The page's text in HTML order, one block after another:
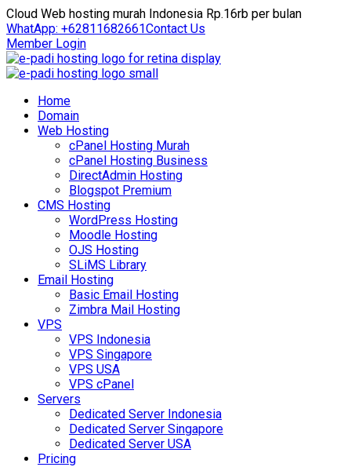
Cloud Web hosting murah Indonesia Rp.16rb per bulan
WhatApp: +62811682661Contact Us
Member Login
Home
Domain
Web Hosting
cPanel Hosting Murah
cPanel Hosting Business
DirectAdmin Hosting
Blogspot Premium
CMS Hosting
WordPress Hosting
Moodle Hosting
OJS Hosting
SLiMS Library
Email Hosting
Basic Email Hosting
Zimbra Mail Hosting
VPS
VPS Indonesia
VPS Singapore
VPS USA
VPS cPanel
Servers
Dedicated Server Indonesia
Dedicated Server Singapore
Dedicated Server USA
Pricing